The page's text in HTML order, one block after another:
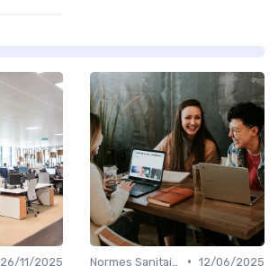
26/11/2025 • 12/06/2025